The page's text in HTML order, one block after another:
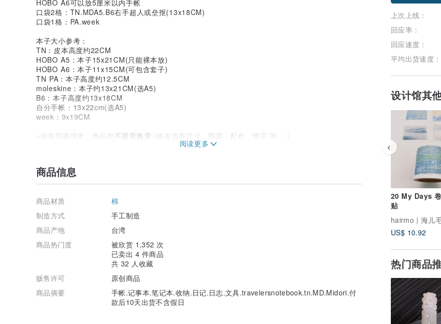
上次上线：
回应率：
回应速度：
平均出货速度：
设计馆其
20 My Days
贴
hairmo | 海儿
US$ 10.92
热门商品
HOBO A6可以放5厘米以内手帐
口袋2格：TN.MDA5.B6右手超人或垒抠(13x18CM)
口袋1格：PA.week
本子大小参考：
TN：皮本高度约22CM
HOBO A5：本子15x21CM(只能裸本放)
HOBO A6：本子11x15CM(可包含套子)
TN PA：本子高度约12.5CM
moleskine：本子约13x21CM(选A5)
B6：本子高度约13x18CM
自分手帐：13x22cm(选A5)
week：9x19CM
※除非瑕疵因素，商品恕 不退货换货 (修改原有尺寸，图案，配色，绣字 等... )
※电脑颜色多少会有误差，商品依实际供货样式为准。
商品信息
商品材质
棉
制造方式
手工制造
商品产地
台湾
商品热门度
被欣赏 1,352 次
已卖出 4 件商品
共 32 人收藏
贩售许可
原创商品
商品摘要
手帐.记事本.笔记本.收纳.日记.日志.文具.travelersnotebook.tn.MD.Midori.付
款后10天出货不含假日